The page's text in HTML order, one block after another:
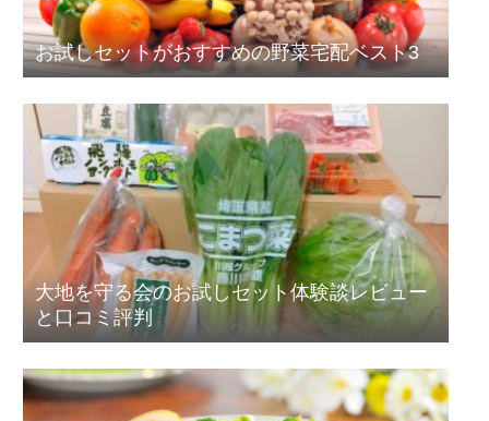
お試しセットがおすすめの野菜宅配ベスト3
大地を守る会のお試しセット体験談レビュー
と口コミ評判